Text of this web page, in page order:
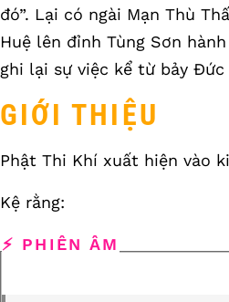
đó”. Lại có ngài Mạn Thù
Huệ lên đỉnh Tùng Sơn
ghi lại sự việc kể từ bảy Đức
GIỚI THIỆU
Phật Thi Khí xuất hiện vào
Kệ rằng:
⚡️ PHIÊN ÂM